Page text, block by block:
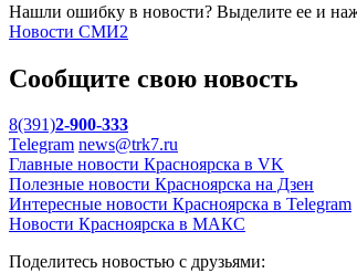
Нашли ошибку в новости? Выделите ее и
Новости СМИ2
Сообщите свою новость
8(391)2-900-333
Telegram news@trk7.ru
Главные новости Красноярска в VK
Полезные новости Красноярска на Дзен
Интересные новости Красноярска в Telegram
Новости Красноярска в МАКС
Поделитесь новостью с друзьями: